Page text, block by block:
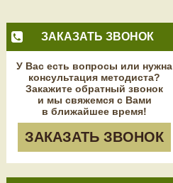
ЗАКАЗАТЬ ЗВОНОК
У Вас есть вопросы или нужна
консультация методиста?
Закажите обратный звонок
и мы свяжемся с Вами
в ближайшее время!
ЗАКАЗАТЬ ЗВОНОК